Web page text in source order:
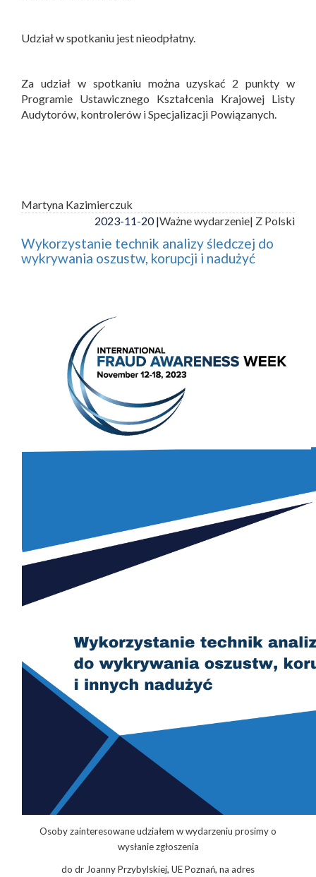
Udział w spotkaniu jest nieodpłatny.
Za udział w spotkaniu można uzyskać 2 punkty w
Programie Ustawicznego Kształcenia Krajowej Listy
Audytorów, kontrolerów i Specjalizacji Powiązanych.
Martyna Kazimierczuk
2023-11-20 |Ważne wydarzenie| Z Polski
Wykorzystanie technik analizy śledczej do
wykrywania oszustw, korupcji i nadużyć
Osoby zainteresowane udziałem w wydarzeniu prosimy o
wysłanie zgłoszenia
do dr Joanny Przybylskiej, UE Poznań, na adres